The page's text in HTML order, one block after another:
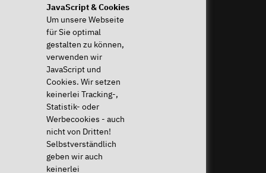
JavaScript & Cookies
Um unsere Webseite
für Sie optimal
gestalten zu können,
verwenden wir
JavaScript und
Cookies. Wir setzen
keinerlei Tracking-,
Statistik- oder
Werbecookies - auch
nicht von Dritten!
Selbstverständlich
geben wir auch
keinerlei
Widerruf ausführen
Individuelle Logos und
Tastaturen
Hilfe & Support
Häufige Fragen (FAQ)
Downloads & Treiber
Systemdiagnose
Anleitungen